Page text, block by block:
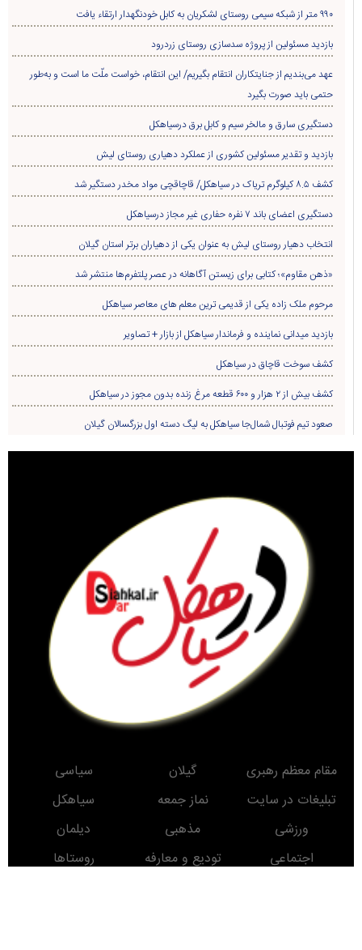
۹۹۰ متر از شبکه سیمی روستای لشکریان به کابل خودنگهدار ارتقاء یافت
بازدید مسئولین از پروژه سدسازی روستای زردرود
عهد می‌بندیم از جنایتکاران انتقام بگیریم/ این انتقام، خواست ملّت ما است و به‌طور
حتمی باید صورت بگیرد
دستگیری سارق و مالخر سیم و کابل برق درسیاهکل
بازدید و تقدیر مسئولین کشوری از عملکرد دهیاری روستای لیش
کشف ۸.۵ کیلوگرم تریاک در سیاهکل/ قاچاقچی مواد مخدر دستگیر شد
دستگیری اعضای باند ۷ نفره حفاری غير مجاز درسیاهکل
انتخاب دهیار روستای لیش به عنوان یکی از دهیاران برتر استان گیلان
«ذهن مقاوم»؛ کتابی برای زیستن آگاهانه در عصر پلتفرم‌ها منتشر شد
مرحوم ملک زاده یکی از قدیمی ترین معلم های معاصر سیاهکل
بازدید میدانی نماینده و فرماندار سیاهکل از بازار + تصاویر
کشف سوخت قاچاق در سياهکل
کشف بیش از ۲ هزار و ۶۰۰ قطعه مرغ زنده بدون مجوز در سیاهکل
صعود تیم فوتبال شمال‌جا‌ سیاهکل به لیگ دسته اول بزرگسالان گیلان
مقام معظم رهبری گیلان
سیاسی
تبلیغات در سایت
نماز جمعه
سیاهکل
ورزشی
مذهبی
دیلمان
اجتماعی
تودیع و معارفه
روستاها